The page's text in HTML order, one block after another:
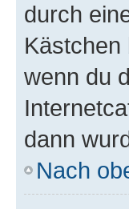
durch
Kästchen
wenn du
dann
Nach